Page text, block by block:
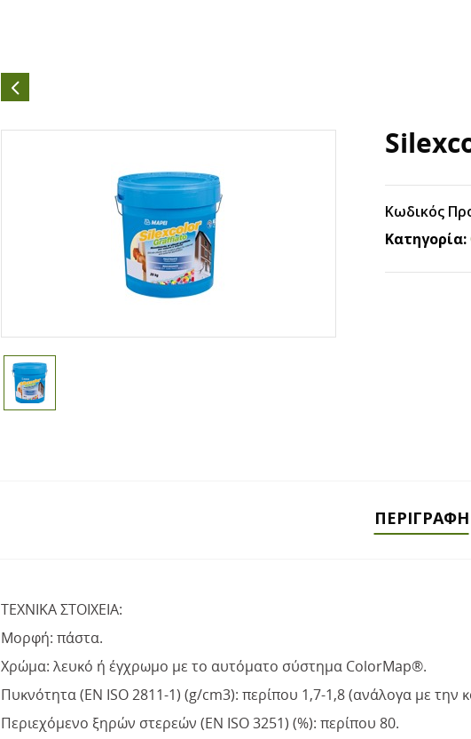
Κωδικός
Κατηγορία:
ΠΕΡΙΓΡΑΦΉ
ΤΕΧΝΙΚΑ ΣΤΟΙΧΕΙΑ:
Μορφή: πάστα.
Χρώμα: λευκό ή έγχρωμο με το αυτόματο σύστημα ColorMap®.
Πυκνότητα (EN ISO 2811-1) (g/cm3): περίπου 1,7-1,8 (ανάλογα με την
Περιεχόμενο ξηρών στερεών (EN ISO 3251) (%): περίπου 80.